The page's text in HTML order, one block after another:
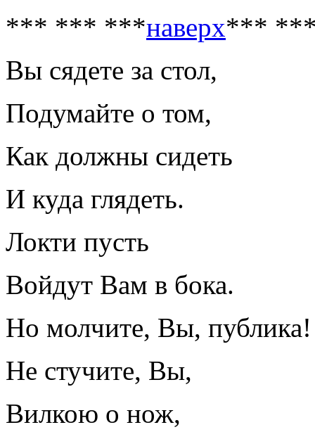
*** *** ***наверх***
Вы сядете за стол,
Подумайте о том,
Как должны сидеть
И куда глядеть.
Локти пусть
Войдут Вам в бока.
Но молчите, Вы, публика!
Не стучите, Вы,
Вилкою о нож,